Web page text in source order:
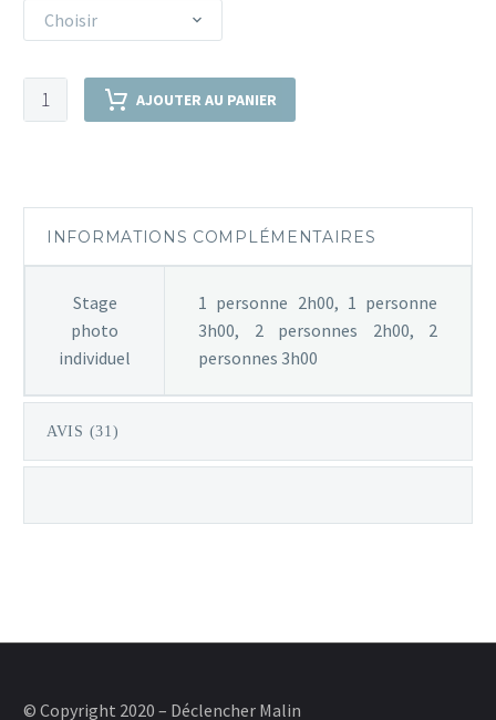
Choisir
quantité
de
AJOUTER AU PANIER
INFORMATIONS COMPLÉMENTAIRES
Stage
photo
individuel
1 personne 2h00, 1 personne
3h00, 2 personnes 2h00, 2
personnes 3h00
AVIS (31)
© Copyright 2020 – Déclencher Malin